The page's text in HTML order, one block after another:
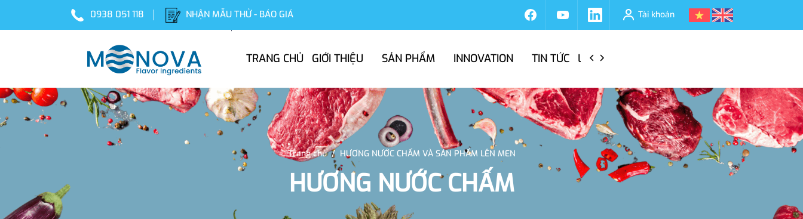
0938 051 118 NHẬN MẪU THỬ - BÁO GIÁ Tài khoản
TRANG CHỦ GIỚI THIỆU SẢN PHẨM INNOVATION TIN TỨC LIÊN HỆ
Trang chủ / HƯƠNG NƯỚC CHẤM VÀ SẢN PHẨM LÊN MEN
HƯƠNG NƯỚC CHẤM